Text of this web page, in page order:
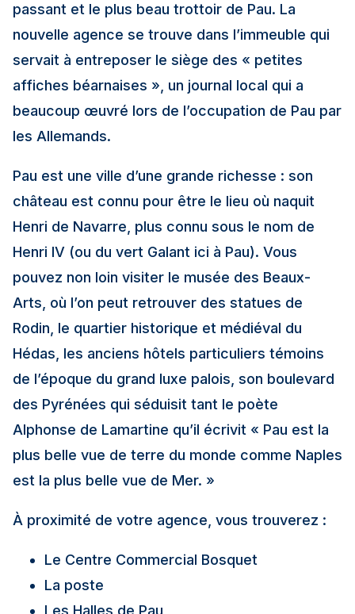
passant et le plus beau trottoir de Pau. La
nouvelle agence se trouve dans l’immeuble qui
servait à entreposer le siège des « petites
affiches béarnaises », un journal local qui a
beaucoup œuvré lors de l’occupation de Pau par
les Allemands.
Pau est une ville d’une grande richesse : son
château est connu pour être le lieu où naquit
Henri de Navarre, plus connu sous le nom de
Henri IV (ou du vert Galant ici à Pau). Vous
pouvez non loin visiter le musée des Beaux-
Arts, où l’on peut retrouver des statues de
Rodin, le quartier historique et médiéval du
Hédas, les anciens hôtels particuliers témoins
de l’époque du grand luxe palois, son boulevard
des Pyrénées qui séduisit tant le poète
Alphonse de Lamartine qu’il écrivit « Pau est la
plus belle vue de terre du monde comme Naples
est la plus belle vue de Mer. »
À proximité de votre agence, vous trouverez :
Le Centre Commercial Bosquet
La poste
Les Halles de Pau